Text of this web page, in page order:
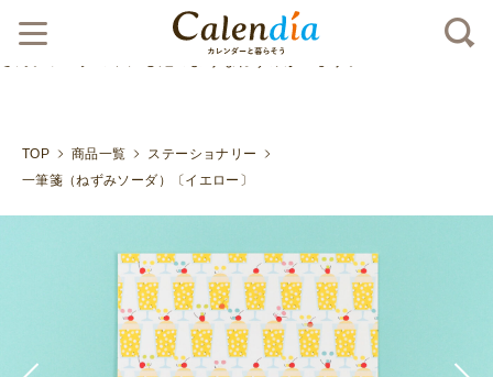
クリックポスト対応商品 クリームソーダ大好きなねずみ
さん。ソーダの中にも泡のようなねずみがいます。">
TOP 商品一覧
ステーショナリー
一筆箋（ねずみソーダ）〔イエロー〕